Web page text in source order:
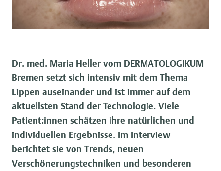
Dr. med. Maria Heller vom DERMATOLOGIKUM
Bremen setzt sich intensiv mit dem Thema
Lippen auseinander und ist immer auf dem
aktuellsten Stand der Technologie. Viele
Patient:innen schätzen ihre natürlichen und
individuellen Ergebnisse. Im Interview
berichtet sie von Trends, neuen
Verschönerungstechniken und besonderen